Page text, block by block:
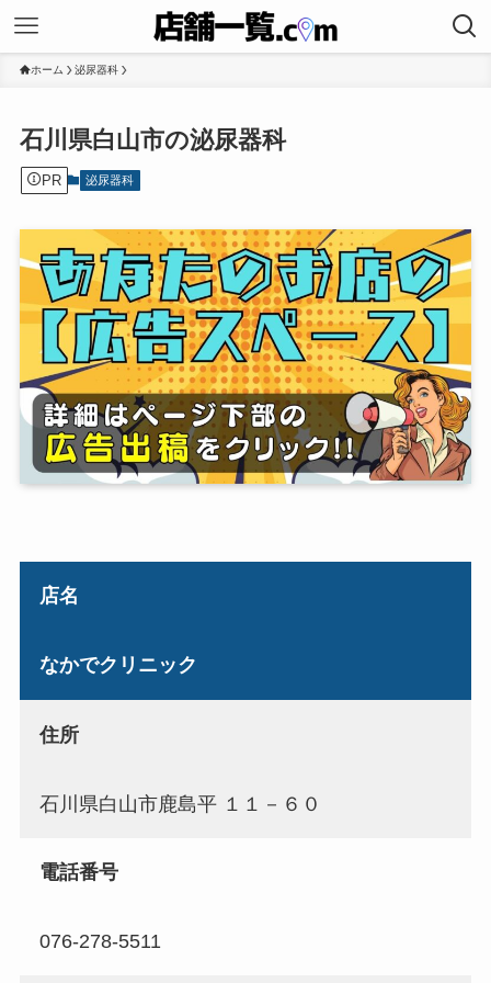
ホーム 泌尿器科
石川県白山市の泌尿器科
PR 泌尿器科
店名
なかでクリニック
住所
石川県白山市鹿島平 １１－６０
電話番号
076-278-5511